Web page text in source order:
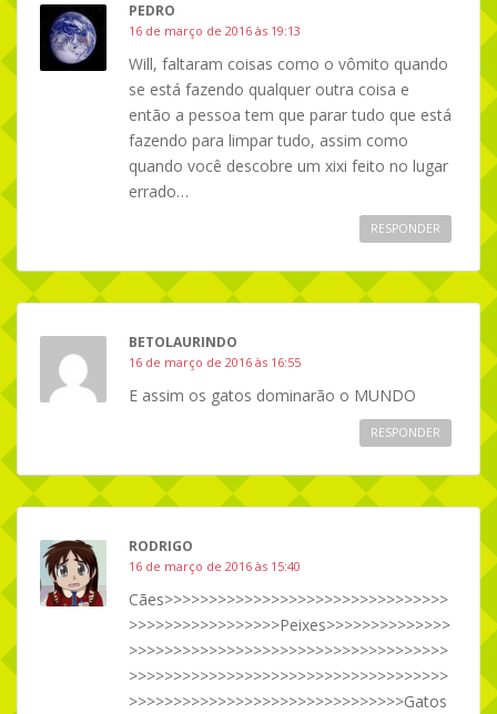
PEDRO
16 de março de 2016 às 19:13
Will, faltaram coisas como o vômito quando
se está fazendo qualquer outra coisa e
então a pessoa tem que parar tudo que está
fazendo para limpar tudo, assim como
quando você descobre um xixi feito no lugar
errado…
RESPONDER
BETOLAURINDO
16 de março de 2016 às 16:55
E assim os gatos dominarão o MUNDO
RESPONDER
RODRIGO
16 de março de 2016 às 15:40
Cães>>>>>>>>>>>>>>>>>>>>>>>>>>>>>>>>
>>>>>>>>>>>>>>>>>Peixes>>>>>>>>>>>>>>
>>>>>>>>>>>>>>>>>>>>>>>>>>>>>>>>>>>>
>>>>>>>>>>>>>>>>>>>>>>>>>>>>>>>>>>>>
>>>>>>>>>>>>>>>>>>>>>>>>>>>>>>>Gatos